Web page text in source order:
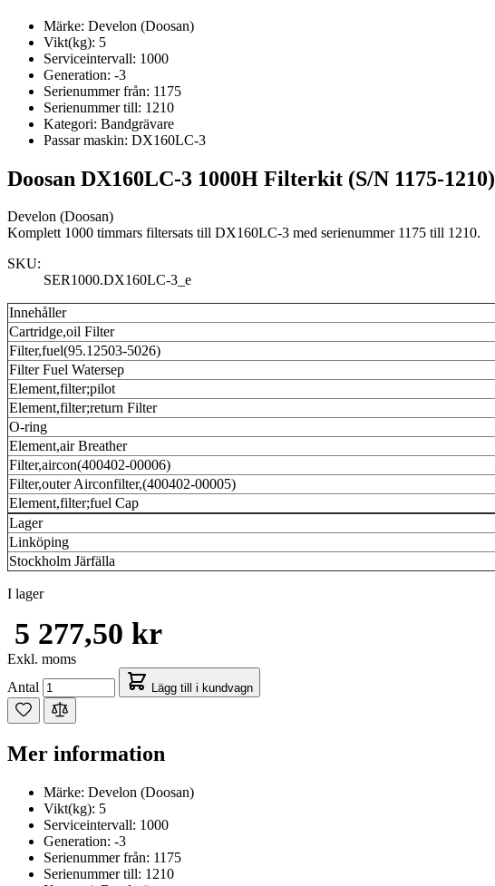
Märke: Develon (Doosan)
Vikt(kg): 5
Serviceintervall: 1000
Generation: -3
Serienummer från: 1175
Serienummer till: 1210
Kategori: Bandgrävare
Passar maskin: DX160LC-3
Doosan DX160LC-3 1000H Filterkit (S/N 1175-1210)
Develon (Doosan)
Komplett 1000 timmars filtersats till DX160LC-3 med serienummer 1175 till 1210.
SKU:
SER1000.DX160LC-3_e
Innehåller
Cartridge,oil Filter
Filter,fuel(95.12503-5026)
Filter Fuel Watersep
Element,filter;pilot
Element,filter;return Filter
O-ring
Element,air Breather
Filter,aircon(400402-00006)
Filter,outer Airconfilter,(400402-00005)
Element,filter;fuel Cap
Lager
Linköping
Stockholm Järfälla
I lager
5 277,50 kr
Exkl. moms
Antal
Lägg till i kundvagn
Mer information
Märke: Develon (Doosan)
Vikt(kg): 5
Serviceintervall: 1000
Generation: -3
Serienummer från: 1175
Serienummer till: 1210